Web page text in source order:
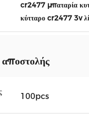
cr2477 μπαταρία
κύτταρο cr2477 3v
100pcs